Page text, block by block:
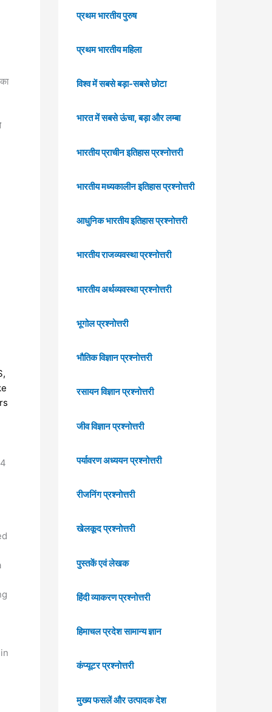
प्रथम भारतीय पुरुष
प्रथम भारतीय महिला
विश्व में सबसे बड़ा-सबसे छोटा
भारत में सबसे ऊंचा, बड़ा और लम्बा
भारतीय प्राचीन इतिहास प्रश्नोत्तरी
भारतीय मध्यकालीन इतिहास प्रश्नोत्तरी
आधुनिक भारतीय इतिहास प्रश्नोत्तरी
भारतीय राजव्यवस्था प्रश्नोत्तरी
भारतीय अर्थव्यवस्था प्रश्नोत्तरी
भूगोल प्रश्नोत्तरी
भौतिक विज्ञान प्रश्नोत्तरी
रसायन विज्ञान प्रश्नोत्तरी
जीव विज्ञान प्रश्नोत्तरी
पर्यावरण अध्ययन प्रश्नोत्तरी
रीजनिंग प्रश्नोत्तरी
खेलकूद प्रश्नोत्तरी
पुस्तकें एवं लेखक
हिंदी व्याकरण प्रश्नोत्तरी
हिमाचल प्रदेश सामान्य ज्ञान
कंप्यूटर प्रश्नोत्तरी
मुख्य फसलें और उत्पादक देश